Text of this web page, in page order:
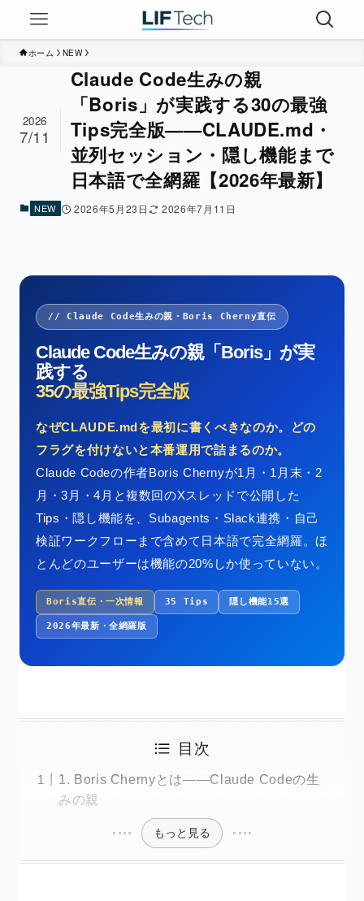
ホーム NEW
Claude Code生みの親
「Boris」が実践する30の最強
Tips完全版——CLAUDE.md・
並列セッション・隠し機能まで
日本語で全網羅【2026年最新】
2026
7/11
NEW 2026年5月23日 2026年7月11日
// Claude Code生みの親・Boris Cherny直伝
Claude Code生みの親「Boris」が実
践する
35の最強Tips完全版
なぜCLAUDE.mdを最初に書くべきなのか。どの
フラグを付けないと本番運用で詰まるのか。
Claude Codeの作者Boris Chernyが1月・1月末・2
月・3月・4月と複数回のXスレッドで公開した
Tips・隠し機能を、Subagents・Slack連携・自己
検証ワークフローまで含めて日本語で完全網羅。ほ
とんどのユーザーは機能の20%しか使っていない。
Boris直伝・一次情報 35 Tips 隠し機能15選
2026年最新・全網羅版
目次
1. Boris Chernyとは——Claude Codeの生
みの親
もっと見る